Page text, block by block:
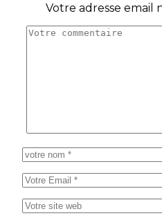
Votre adresse email